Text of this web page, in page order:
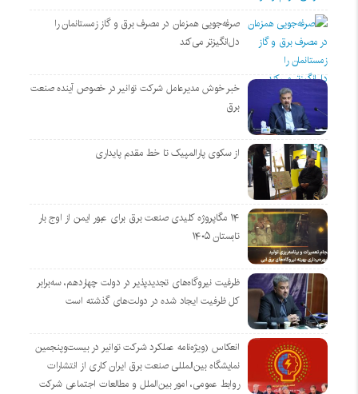
صرفه‌جویی همزمان در مصرف برق و گاز زمستانمان را
دل‌انگیزتر می‌کند
خبر خوش مدیرعامل شرکت توانیر در خصوص آینده صنعت
برق
از سکوی پارالمپیک تا خط مقدم پایداری
۱۴ مگاپروژه‌ کلیدی صنعت برق برای عبور ایمن از اوج بار
تابستان ۱۴۰۵
ظرفیت نیروگاه‌های تجدیدپذیر در دولت چهاردهم، سه‌برابر
کل ظرفیت ایجاد شده در دولت‌های گذشته است
انعکاس (ویژه‌نامه عملکرد شرکت توانیر در بیست‌وپنجمین
نمایشگاه بین‌المللی صنعت برق ایران کاری از انتشارات
روابط عمومی، امور بین‌الملل و مطالعات اجتماعی شرکت